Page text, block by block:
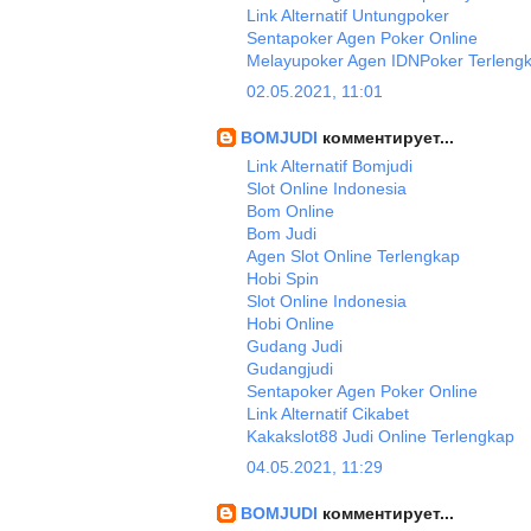
Link Alternatif Untungpoker
Sentapoker Agen Poker Online
Melayupoker Agen IDNPoker
02.05.2021, 11:01
BOMJUDI комментирует...
Link Alternatif Bomjudi
Slot Online Indonesia
Bom Online
Bom Judi
Agen Slot Online Terlengkap
Hobi Spin
Slot Online Indonesia
Hobi Online
Gudang Judi
Gudangjudi
Sentapoker Agen Poker Online
Link Alternatif Cikabet
Kakakslot88 Judi Online Terlengkap
04.05.2021, 11:29
BOMJUDI комментирует...